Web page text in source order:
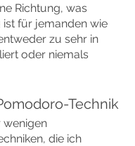
Richtung, was
für jemanden wie
zu sehr in
oder niemals
Technik
wenigen
die ich